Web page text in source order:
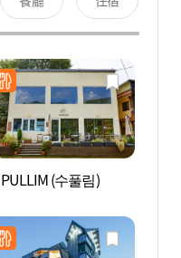
(수풀림)